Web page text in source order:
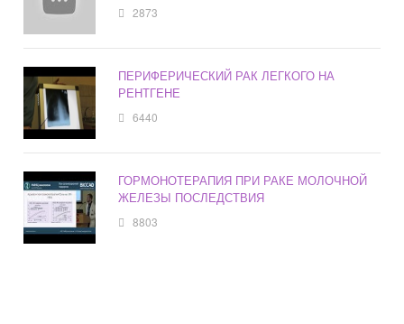
2873
ПЕРИФЕРИЧЕСКИЙ РАК ЛЕГКОГО НА
РЕНТГЕНЕ
6440
ГОРМОНОТЕРАПИЯ ПРИ РАКЕ МОЛОЧНОЙ
ЖЕЛЕЗЫ ПОСЛЕДСТВИЯ
8803